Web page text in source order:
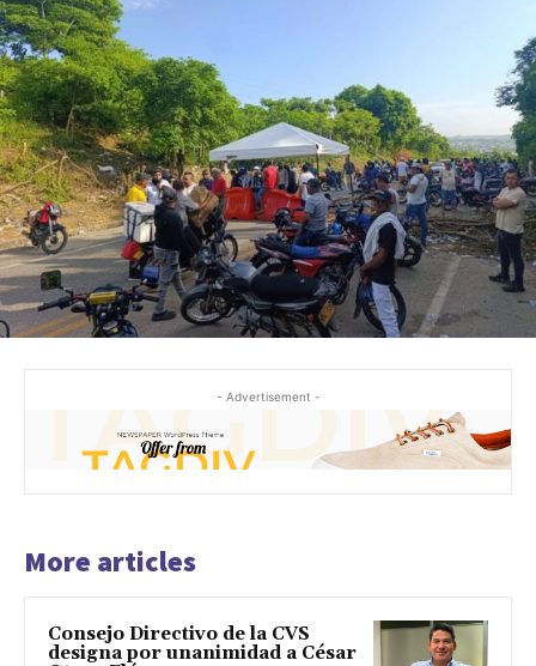
- Advertisement -
More articles
Consejo Directivo de la CVS
designa por unanimidad a César